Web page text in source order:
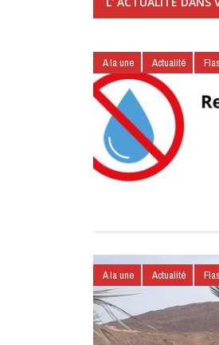
A la une Actualité
A la une Actualité